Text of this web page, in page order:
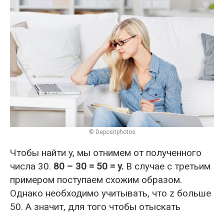
© Depositphotos
Чтобы найти y, мы отнимем от полученного
числа 30. 80 – 30 = 50 = y. В случае с третьим
примером поступаем схожим образом.
Однако необходимо учитывать, что z больше
50. А значит, для того чтобы отыскать